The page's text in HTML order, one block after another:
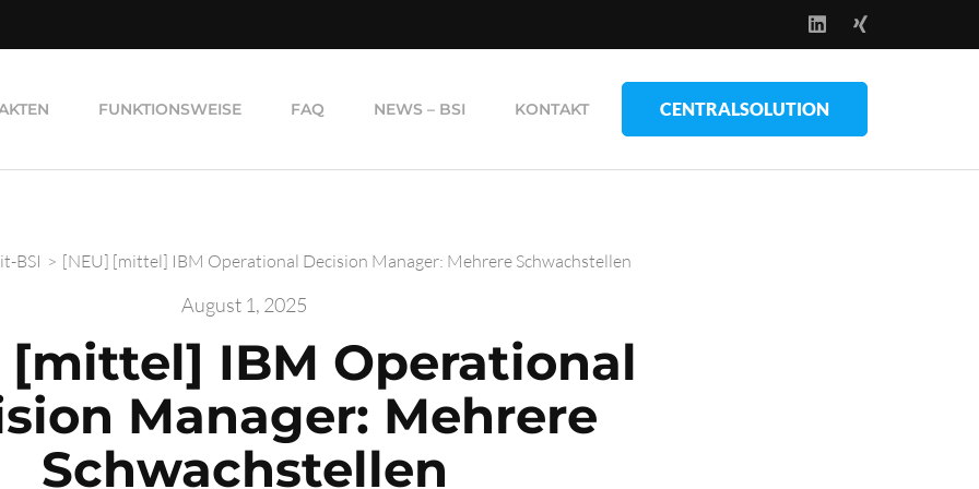
FUNKTIONSWEISE FAQ NEWS – BSI KONTAKT CENTRALSOLUTION
BSI > [NEU] [mittel] IBM Operational Decision Manager: Mehrere Schwachstellen
August 1, 2025
[mittel] IBM Operational
Manager: Mehrere
Schwachstellen